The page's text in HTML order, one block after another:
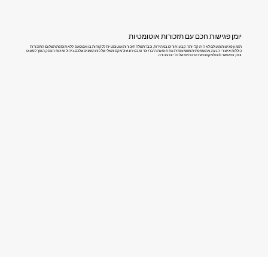
יומן פגישות חכם עם תזכורות אוטומטיות
תזמון פגישות מעולם לא היה קל יותר. קבעו תורים במהירות, וכבר תשלח תזכורות אוטומטיות ללקוחות בוואטסאפ ללא תוספת תשלום! התזכורות
כוללות אישורי הגעה, מה שמפחית משמעותית את תופעת ה"ברזים" ומבטיח ניצול מקסימאלי של לוח הזמנים שלכם. ניהול זמינות העסק הופך לפשוט
ונוח, ומאפשר לכם למקסם את הרווחיות של כל יום עבודה.